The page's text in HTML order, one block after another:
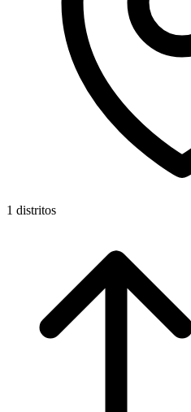
1 distritos